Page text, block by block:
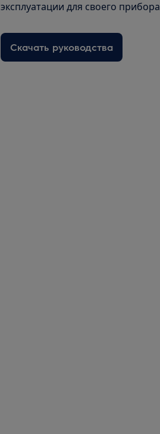
эксплуатации для своего прибора
Скачать руководства